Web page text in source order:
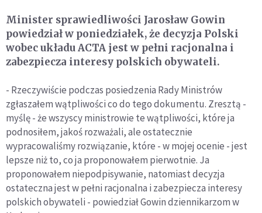
Minister sprawiedliwości Jarosław Gowin
powiedział w poniedziałek, że decyzja Polski
wobec układu ACTA jest w pełni racjonalna i
zabezpiecza interesy polskich obywateli.
- Rzeczywiście podczas posiedzenia Rady Ministrów
zgłaszałem wątpliwości co do tego dokumentu. Zresztą -
myślę - że wszyscy ministrowie te wątpliwości, które ja
podnosiłem, jakoś rozważali, ale ostatecznie
wypracowaliśmy rozwiązanie, które - w mojej ocenie - jest
lepsze niż to, co ja proponowałem pierwotnie. Ja
proponowałem niepodpisywanie, natomiast decyzja
ostateczna jest w pełni racjonalna i zabezpiecza interesy
polskich obywateli - powiedział Gowin dziennikarzom w